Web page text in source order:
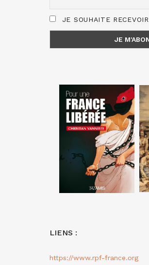
JE SOUHAITE
LIENS :
https://www.rpf-france.org